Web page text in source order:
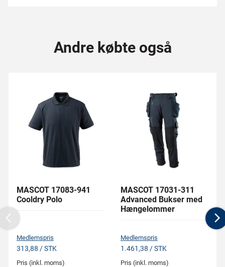
Andre købte også
MASCOT 17083-941
Cooldry Polo
Medlemspris
313,88 / STK
Pris (inkl. moms)
MASCOT 17031-311
Advanced Bukser med
Hængelommer
Medlemspris
1.461,38 / STK
Pris (inkl. moms)
Previous